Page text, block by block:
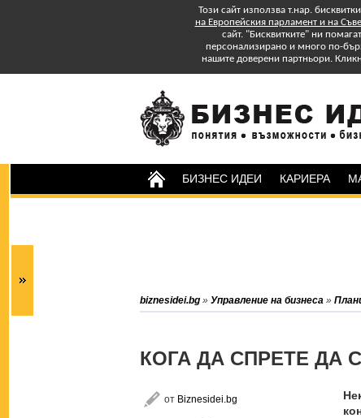
Този сайт използва т.нар.
на Европейския парламент и на
сайт. "Бисквитките" ни
персонализирано и много по-
нашите доверени партньори.
БИЗНЕС ИДЕИ КАРИЕРА
biznesidei.bg » Управление на бизнеса »
КОГА ДА СПРЕТЕ ДА
от Biznesidei.bg
"Успех в старта и управлението на
Абонирайте се за бюлетина на
biznesidei.bg и бъдете в крак с